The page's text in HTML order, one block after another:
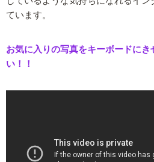
ています。
お気に入りの写真をキーボードにき
い！！